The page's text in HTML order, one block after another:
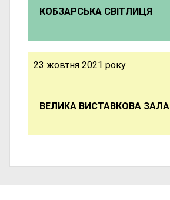
КОБЗАРСЬКА СВІТЛИЦЯ
23 жовтня 2021 року
ВЕЛИКА ВИСТАВКОВА ЗАЛА